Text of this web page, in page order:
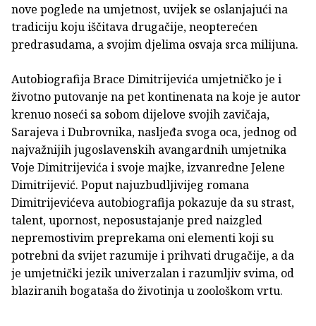
nove poglede na umjetnost, uvijek se oslanjajući na
tradiciju koju iščitava drugačije, neopterećen
predrasudama, a svojim djelima osvaja srca milijuna.
Autobiografija Brace Dimitrijevića umjetničko je i
životno putovanje na pet kontinenata na koje je autor
krenuo noseći sa sobom dijelove svojih zavičaja,
Sarajeva i Dubrovnika, nasljeđa svoga oca, jednog od
najvažnijih jugoslavenskih avangardnih umjetnika
Voje Dimitrijevića i svoje majke, izvanredne Jelene
Dimitrijević. Poput najuzbudljivijeg romana
Dimitrijevićeva autobiografija pokazuje da su strast,
talent, upornost, neposustajanje pred naizgled
nepremostivim preprekama oni elementi koji su
potrebni da svijet razumije i prihvati drugačije, a da
je umjetnički jezik univerzalan i razumljiv svima, od
blaziranih bogataša do životinja u zoološkom vrtu.